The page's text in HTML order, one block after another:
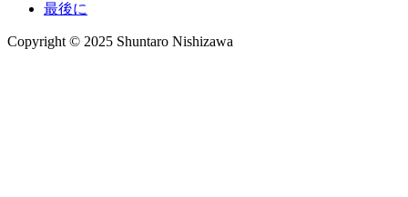
最後に
Copyright © 2025 Shuntaro Nishizawa